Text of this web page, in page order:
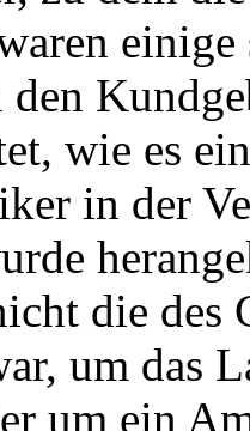
wie es
in der
die des
um das
um ein